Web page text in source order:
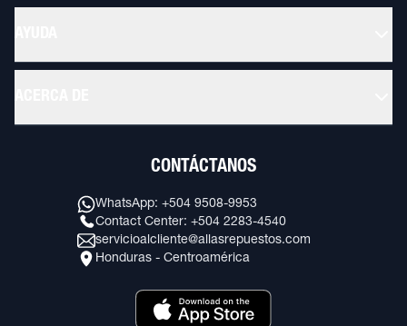
CONTÁCTANOS
WhatsApp: +504 9508-9953
Contact Center: +504 2283-4540
servicioalcliente@allasrepuestos.com
Honduras - Centroamérica